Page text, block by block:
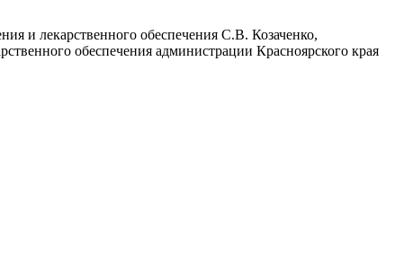
и лекарственного обеспечения С.В. Козаченко,
обеспечения администрации Красноярского края